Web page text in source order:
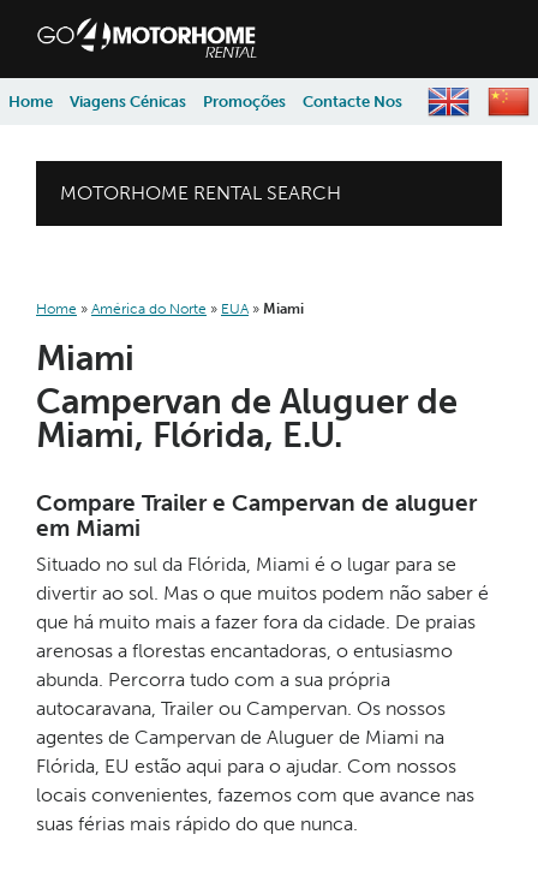
skip to content
skip to navigation
Home Viagens Cénicas Promoções Contacte Nos
MOTORHOME RENTAL SEARCH
Home » América do Norte » EUA » Miami
Miami
Campervan de Aluguer de
Miami, Flórida, E.U.
Compare Trailer e Campervan de aluguer
em Miami
Situado no sul da Flórida, Miami é o lugar para se
divertir ao sol. Mas o que muitos podem não saber é
que há muito mais a fazer fora da cidade. De praias
arenosas a florestas encantadoras, o entusiasmo
abunda. Percorra tudo com a sua própria
autocaravana, Trailer ou Campervan. Os nossos
agentes de Campervan de Aluguer de Miami na
Flórida, EU estão aqui para o ajudar. Com nossos
locais convenientes, fazemos com que avance nas
suas férias mais rápido do que nunca.